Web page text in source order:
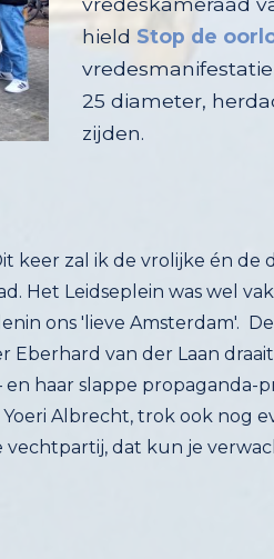
hield Stop de
zijden.
keer zal ik de vrolijke én
Het Leidseplein was wel
ons 'lieve Amsterdam'.
van der Laan
haar slappe
Yoeri Albrecht, trok ook
dat kun je